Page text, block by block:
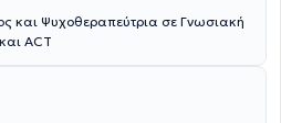
και Ψυχοθεραπεύτρια σε Γνωσιακή
ACT